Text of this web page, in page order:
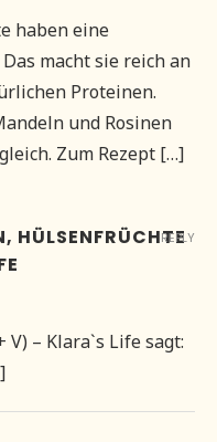
haben eine
macht sie reich an
Proteinen.
und Rosinen
Zum Rezept […]
HÜLSENFRÜCHTE
V) – Klara`s Life sagt:
REPLY